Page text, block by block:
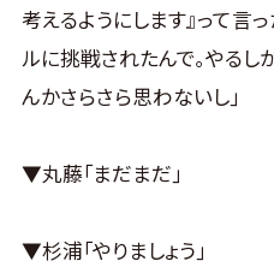
考えるようにします』って言
ルに挑戦されたんで｡やるし
んかさらさら思わないし｣
▼丸藤｢まだまだ｣
▼杉浦｢やりましょう｣